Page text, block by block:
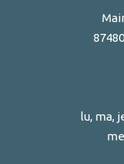
lu, ma,